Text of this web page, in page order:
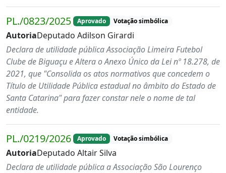
PL./0823/2025 Aprovado Votação simbólica
AutoriaDeputado Adilson Girardi
Declara de utilidade pública Associação Limeira Futebol
Clube de Biguaçu e Altera o Anexo Único da Lei nº 18.278, de
2021, que "Consolida os atos normativos que concedem o
Título de Utilidade Pública estadual no âmbito do Estado de
Santa Catarina" para fazer constar nele o nome de tal
entidade.
PL./0219/2026 Aprovado Votação simbólica
AutoriaDeputado Altair Silva
Declara de utilidade pública a Associação São Lourenço